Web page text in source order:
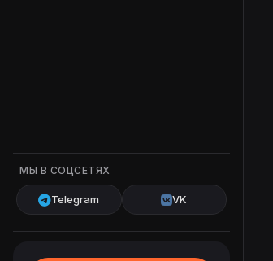
МЫ В СОЦСЕТЯХ
Telegram VK